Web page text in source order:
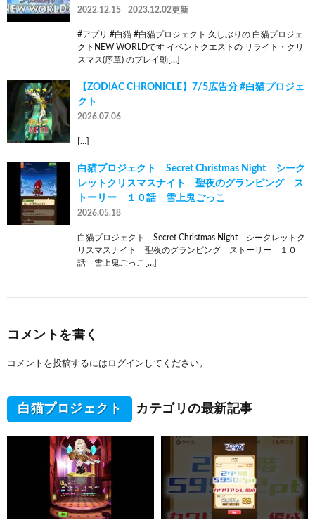
2022.12.15 2023.12.02更新
#アプリ #白猫 #白猫プロジェクト 久しぶりの 白猫プロジェ
クトNEW WORLDです イベントクエストの リライト・クリ
スマス(序章) のプレイ動[…]
【ZODIAC CHRONICLE】7/5広告分 #白猫プロジェ
クト
2026.07.06
[…]
白猫プロジェクト Secret Christmas Night シーク
レットクリスマスナイト 聖夜のグランピング ス
トーリー １０話 雪上鬼ごっこ
2026.05.18
白猫プロジェクト Secret Christmas Night シークレットク
リスマスナイト 聖夜のグランピング ストーリー １０
話 雪上鬼ごっこ[…]
コメントを書く
コメントを投稿するには ログイン してください。
白猫プロジェクト カテゴリの最新記事